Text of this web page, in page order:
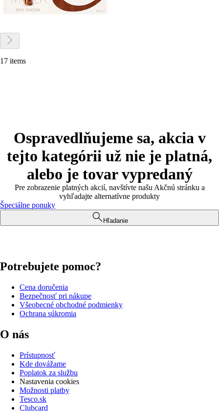
17 items
Ospravedlňujeme sa, akcia v
tejto kategórii už nie je platná,
alebo je tovar vypredaný
Pre zobrazenie platných akcií, navštívte našu Akčnú stránku a
vyhľadajte alternatívne produkty
Špeciálne ponuky
Hľadanie
Potrebujete pomoc?
Cena doručenia
Bezpečnosť pri nákupe
Všeobecné obchodné podmienky
Ochrana súkromia
O nás
Prístupnosť
Kde dovážame
Poplatok za službu
Nastavenia cookies
Možnosti platby
Tesco.sk
Clubcard